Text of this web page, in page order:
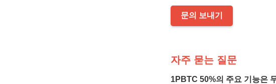
문의 보내기
자주 묻는 질문
1PBTC 50%의 주요 기능은